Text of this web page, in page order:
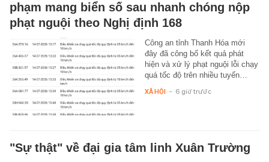
phạm mang biển số sau nhanh chóng nộp
phạt nguội theo Nghị định 168
Công an tỉnh Thanh Hóa mới
đây đã công bố kết quả phát
hiện và xử lý phạt nguội lỗi chạy
quá tốc độ trên nhiều tuyến…
XÃ HỘI - 6 giờ trước
"Sự thật" về đại gia tâm linh Xuân Trường